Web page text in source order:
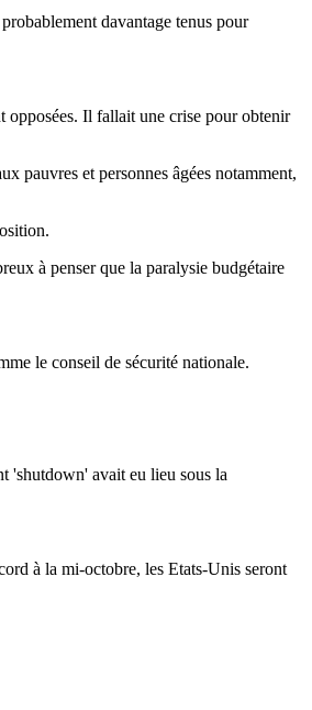
davantage tenus pour
opposées. Il fallait une crise pour obtenir
pauvres et personnes âgées notamment,
à penser que la paralysie budgétaire
le conseil de sécurité nationale.
'shutdown' avait eu lieu sous la
à la mi-octobre, les Etats-Unis seront